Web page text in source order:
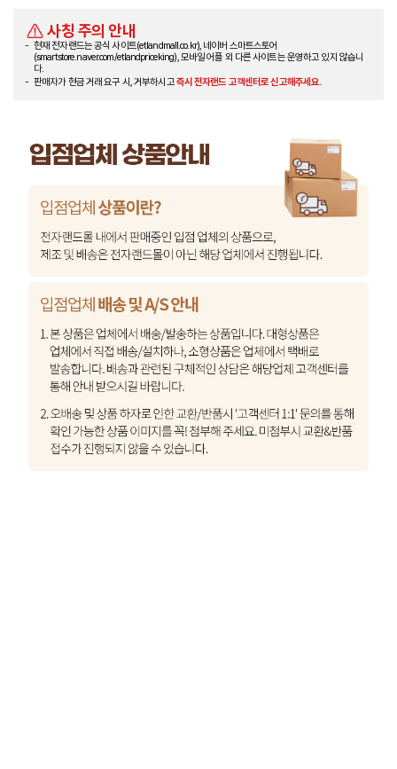
사칭 주의 안내
현재 전자랜드는 공식 사이트(etlandmall.co.kr), 네이버 스마트스토어
(smartstore.naver.com/etlandpriceking), 모바일 어플 외 다른 사이트는 운영하고 있지 않습니
다.
판매자가 현금 거래 요구 시, 거부하시고즉시 전자랜드 고객센터로 신고해주세요.